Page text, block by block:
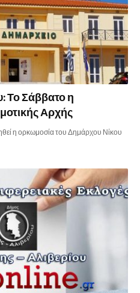
Το Σάββατο η
Αρχής
η ορκωμοσία του Δημάρχου Νίκου